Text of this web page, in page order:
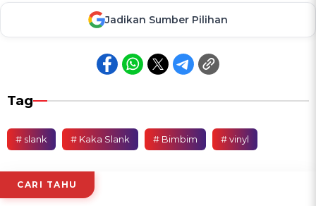
Jadikan Sumber Pilihan
Tag
# slank # Kaka Slank # Bimbim # vinyl
CARI TAHU